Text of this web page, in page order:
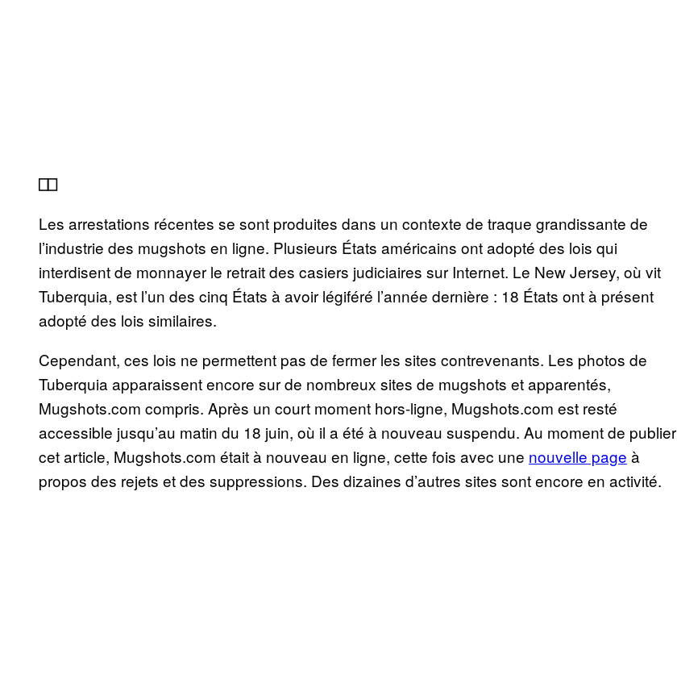
⎕⎕
Les arrestations récentes se sont produites dans un contexte de traque grandissante de
l’industrie des mugshots en ligne. Plusieurs États américains ont adopté des lois qui
interdisent de monnayer le retrait des casiers judiciaires sur Internet. Le New Jersey, où vit
Tuberquia, est l’un des cinq États à avoir légiféré l’année dernière : 18 États ont à présent
adopté des lois similaires.
Cependant, ces lois ne permettent pas de fermer les sites contrevenants. Les photos de
Tuberquia apparaissent encore sur de nombreux sites de mugshots et apparentés,
Mugshots.com compris. Après un court moment hors-ligne, Mugshots.com est resté
accessible jusqu’au matin du 18 juin, où il a été à nouveau suspendu. Au moment de publier
cet article, Mugshots.com était à nouveau en ligne, cette fois avec une nouvelle page à
propos des rejets et des suppressions. Des dizaines d’autres sites sont encore en activité.